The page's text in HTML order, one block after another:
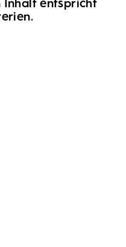
Inhalt entspricht